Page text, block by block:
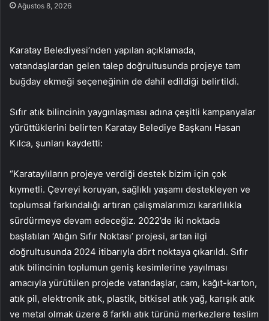
Ağustos 8, 2026
Karatay Belediyesi’nden yapılan açıklamada,
vatandaşlardan gelen talep doğrultusunda projeye tam
buğday ekmeği seçeneğinin de dahil edildiği belirtildi.
Sıfır atık bilincinin yaygınlaşması adına çeşitli kampanyalar
yürüttüklerini belirten Karatay Belediye Başkanı Hasan
Kılca, şunları kaydetti:
“Karataylıların projeye verdiği destek bizim için çok
kıymetli. Çevreyi koruyan, sağlıklı yaşamı destekleyen ve
toplumsal farkındalığı artıran çalışmalarımızı kararlılıkla
sürdürmeye devam edeceğiz. 2022’de iki noktada
başlatılan ‘Atığın Sıfır Noktası’ projesi, artan ilgi
doğrultusunda 2024 itibarıyla dört noktaya çıkarıldı. Sıfır
atık bilincinin toplumun geniş kesimlerine yayılması
amacıyla yürütülen projede vatandaşlar, cam, kağıt-karton,
atık pil, elektronik atık, plastik, bitkisel atık yağ, karışık atık
ve metal olmak üzere 8 farklı atık türünü merkezlere teslim